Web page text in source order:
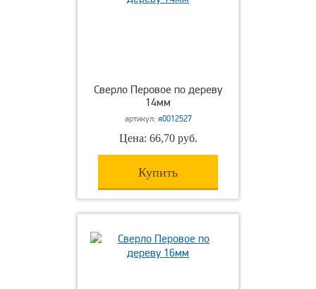
Сверло Перовое по дереву
14мм
артикул: я0012527
Цена: 66,70 руб.
Купить